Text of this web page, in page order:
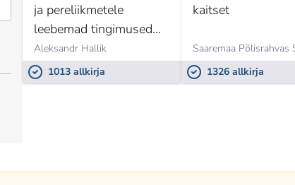
ja pereliikmetele
leebemad tingimused
elamisloa saamiseks ja
pikendamiseks
Aleksandr Hallik
1013 allkirja
kaitset
1326 allkirja